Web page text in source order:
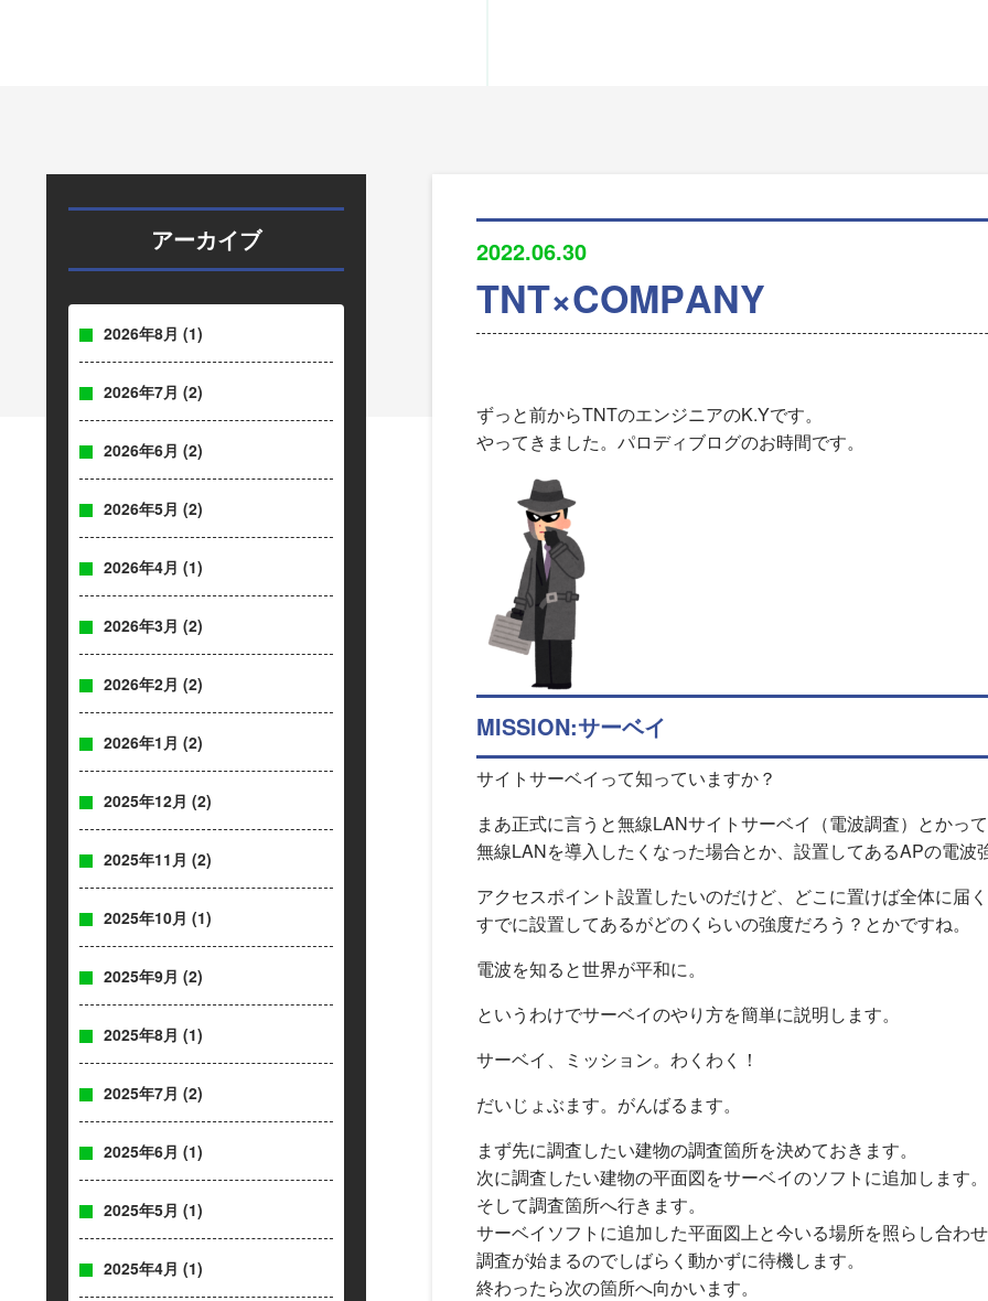
アーカイブ
2026年8月 (1)
2026年7月 (2)
2026年6月 (2)
2026年5月 (2)
2026年4月 (1)
2026年3月 (2)
2026年2月 (2)
2026年1月 (2)
2025年12月 (2)
2025年11月 (2)
2025年10月 (1)
2025年9月 (2)
2025年8月 (1)
2025年7月 (2)
2025年6月 (1)
2025年5月 (1)
2025年4月 (1)
2022.06.30
TNT×COMPANY
ずっと前からTNTのエンジニアのK.Yです。
やってきました。パロディブログのお時間です。
MISSION:サーベイ
サイトサーベイって知っていますか？
まあ正式に言うと無線LANサイトサーベイ（電波調査）とかっ
無線LANを導入したくなった場合とか、設置してあるAPの電
アクセスポイント設置したいのだけど、どこに置けば全体に届
すでに設置してあるがどのくらいの強度だろう？とかですね。
電波を知ると世界が平和に。
というわけでサーベイのやり方を簡単に説明します。
サーベイ、ミッション。わくわく！
だいじょぶます。がんばるます。
まず先に調査したい建物の調査箇所を決めておきます。
次に調査したい建物の平面図をサーベイのソフトに追加します。
そして調査箇所へ行きます。
サーベイソフトに追加した平面図上と今いる場所を照らし合わ
調査が始まるのでしばらく動かずに待機します。
終わったら次の箇所へ向かいます。